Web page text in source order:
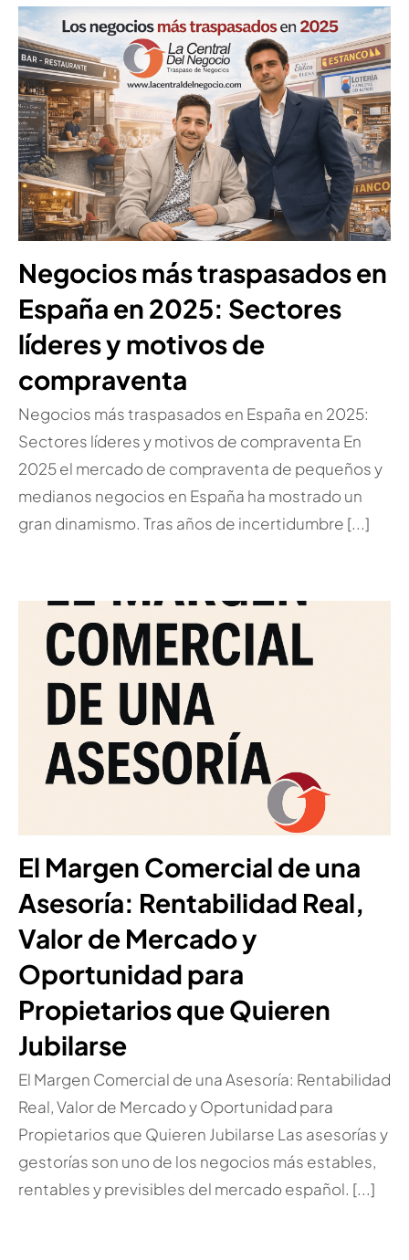
Negocios más traspasados en
España en 2025: Sectores
líderes y motivos de
compraventa
Negocios más traspasados en España en 2025:
Sectores líderes y motivos de compraventa En
2025 el mercado de compraventa de pequeños y
medianos negocios en España ha mostrado un
gran dinamismo. Tras años de incertidumbre [...]
El Margen Comercial de una
Asesoría: Rentabilidad Real,
Valor de Mercado y
Oportunidad para
Propietarios que Quieren
Jubilarse
El Margen Comercial de una Asesoría: Rentabilidad
Real, Valor de Mercado y Oportunidad para
Propietarios que Quieren Jubilarse Las asesorías y
gestorías son uno de los negocios más estables,
rentables y previsibles del mercado español. [...]